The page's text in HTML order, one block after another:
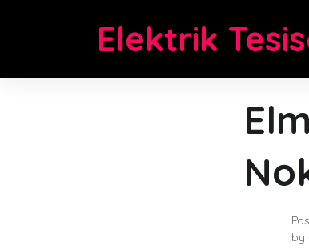
Elektrik
by